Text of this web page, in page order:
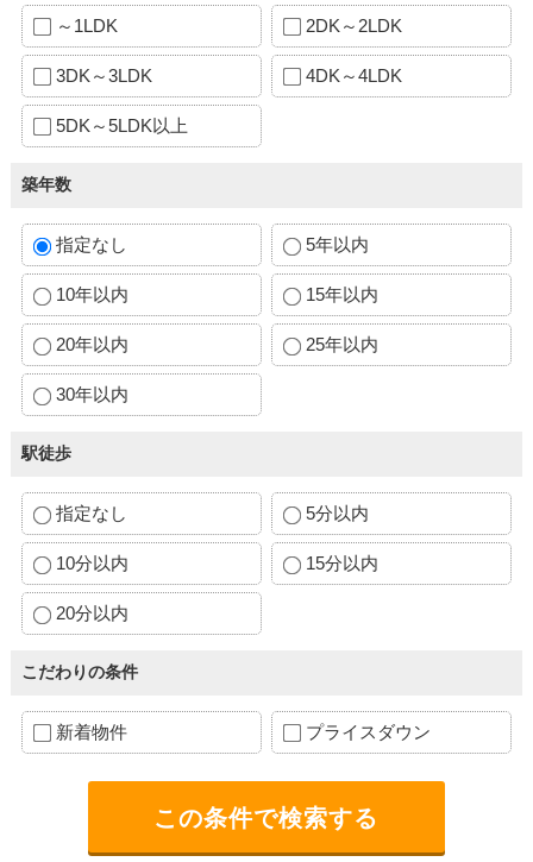
～1LDK 2DK～2LDK
3DK～3LDK 4DK～4LDK
5DK～5LDK以上
築年数
指定なし 5年以内
10年以内 15年以内
20年以内 25年以内
30年以内
駅徒歩
指定なし 5分以内
10分以内 15分以内
20分以内
こだわりの条件
新着物件 プライスダウン